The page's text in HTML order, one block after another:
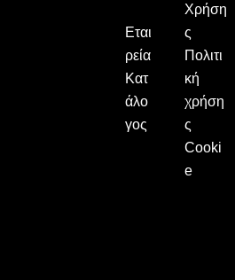
Εται
ρεία
Κατ
άλο
γος
Χρήση
ς
Πολιτι
κή
χρήση
ς
Cooki
e